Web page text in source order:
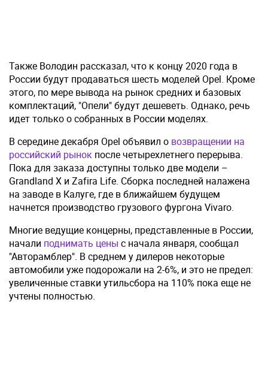
Также Володин рассказал, что к концу 2020 года в
России будут продаваться шесть моделей Opel. Кроме
этого, по мере вывода на рынок средних и базовых
комплектаций, "Опели" будут дешеветь. Однако, речь
идет только о собранных в России моделях.
В середине декабря Opel объявил о возвращении на
российский рынок после четырехлетнего перерыва.
Пока для заказа доступны только две модели –
Grandland X и Zafira Life. Сборка последней налажена
на заводе в Калуге, где в ближайшем будущем
начнется производство грузового фургона Vivaro.
Многие ведущие концерны, представленные в России,
начали поднимать цены с начала января, сообщал
"Авторамблер". В среднем у дилеров некоторые
автомобили уже подорожали на 2-6%, и это не предел:
увеличенные ставки утильсбора на 110% пока еще не
учтены полностью.